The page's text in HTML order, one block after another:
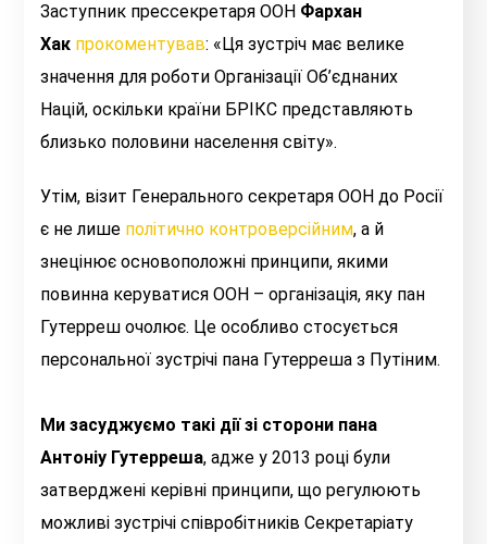
Заступник прессекретаря ООН Фархан
Хак прокоментував: «Ця зустріч має велике
значення для роботи Організації Об’єднаних
Націй, оскільки країни БРІКС представляють
близько половини населення світу».
Утім, візит Генерального секретаря ООН до Росії
є не лише політично контроверсійним, а й
знецінює основоположні принципи, якими
повинна керуватися ООН – організація, яку пан
Гутерреш очолює. Це особливо стосується
персональної зустрічі пана Гутерреша з Путіним.
Ми засуджуємо такі дії зі сторони пана
Антоніу Гутерреша, адже у 2013 році були
затверджені керівні принципи, що регулюють
можливі зустрічі співробітників Секретаріату